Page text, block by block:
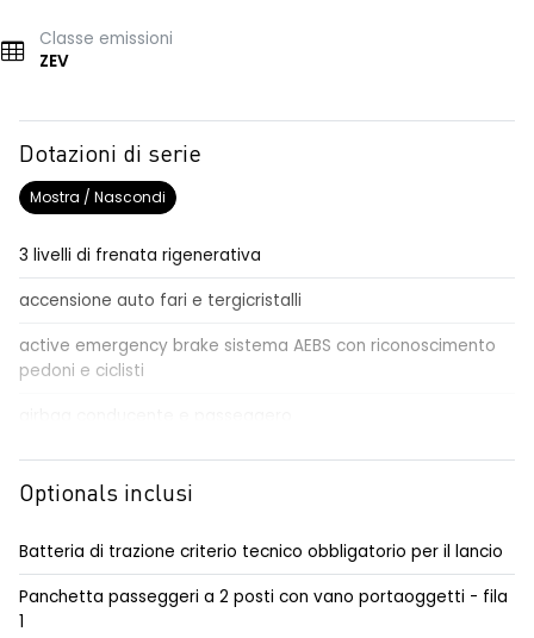
Classe emissioni
ZEV
Dotazioni di serie
Mostra / Nascondi
3 livelli di frenata rigenerativa
accensione auto fari e tergicristalli
active emergency brake sistema AEBS con riconoscimento
pedoni e ciclisti
airbag torace anteriore e a tendina anteriore
alzacristalli elettrici, impulsionali lato conducente
caricatore di bordo 80kW DC
cavo di ricarica modo 3 da 6 m, presa tipo 2
Optionals inclusi
Batteria di trazione criterio tecnico obbligatorio per il lancio
Panchetta passeggeri a 2 posti con vano portaoggetti - fila
1